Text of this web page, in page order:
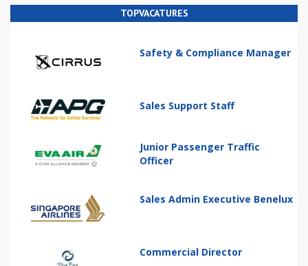
TOPVACATURES
Safety & Compliance Manager
Sales Support Staff
Junior Passenger Traffic
Officer
Sales Admin Executive Benelux
Commercial Director